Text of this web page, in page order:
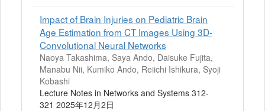
Impact of Brain Injuries on Pediatric Brain
Age Estimation from CT Images Using 3D-
Convolutional Neural Networks
Naoya Takashima, Saya Ando, Daisuke Fujita,
Manabu Nii, Kumiko Ando, Reiichi Ishikura, Syoji
Kobashi
Lecture Notes in Networks and Systems 312-
321 2025年12月2日